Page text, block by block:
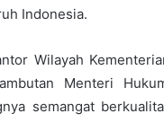
Indonesia.
Wilayah
Menteri
semangat